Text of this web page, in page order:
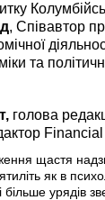
, Співавтор
та
голова
щастя
як в
більше урядів